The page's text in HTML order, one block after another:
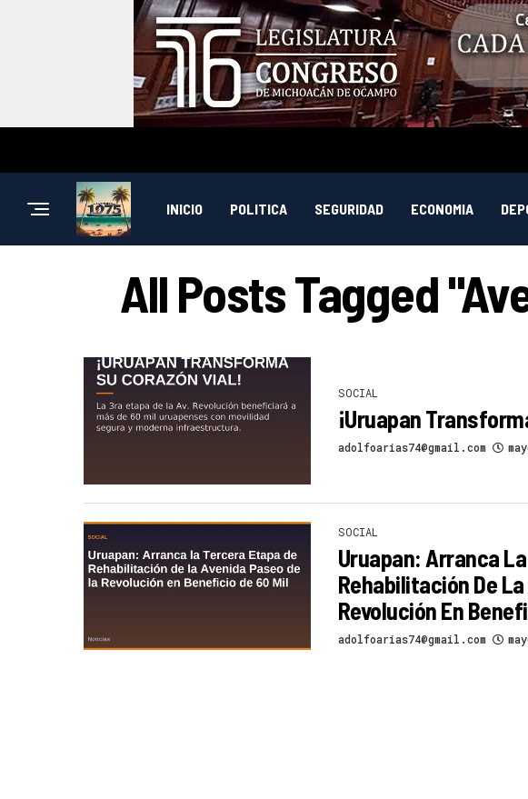
INICIO POLITICA SEGURIDAD ECONOMIA
All Posts Tagged
SOCIAL
¡Uruapan
adolfoarias74@gmail.com
SOCIAL
Uruapan: Arranca
Rehabilitación De
Revolución En
adolfoarias74@gmail.com